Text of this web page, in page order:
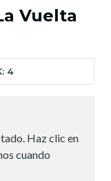
Vuelta
4
Haz clic en
cuando